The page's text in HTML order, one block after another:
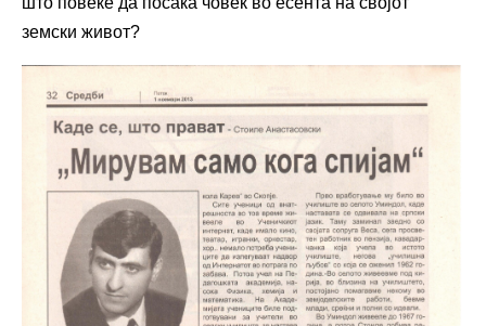
земски живот?